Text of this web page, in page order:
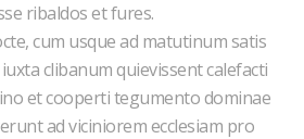
ribaldos et fures.
cum usque ad matutinum satis
clibanum quievissent calefacti
et cooperti tegumento dominae
ad viciniorem ecclesiam pro